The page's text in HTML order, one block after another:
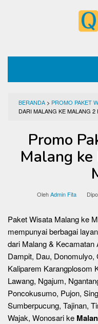
BERANDA > PROMO PAKET
DARI MALANG KE MALANG 2
Promo
Malang
OlehAdmin Fita
Paket Wisata Malang ke
mempunyai berbagai
dari Malang & Kecamatan
Dampit, Dau, Donomulyo,
Kaliparem Karangplosom
Lawang, Ngajum,
Poncokusumo, Pujon,
Sumberpucung, Tajinan,
Wajak, Wonosari ke